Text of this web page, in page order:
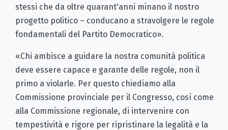
stessi che da oltre quarant'anni minano il nostro
progetto politico – conducano a stravolgere le regole
fondamentali del Partito Democratico».
«Chi ambisce a guidare la nostra comunità politica
deve essere capace e garante delle regole, non il
primo a violarle. Per questo chiediamo alla
Commissione provinciale per il Congresso, così come
alla Commissione regionale, di intervenire con
tempestività e rigore per ripristinare la legalità e la